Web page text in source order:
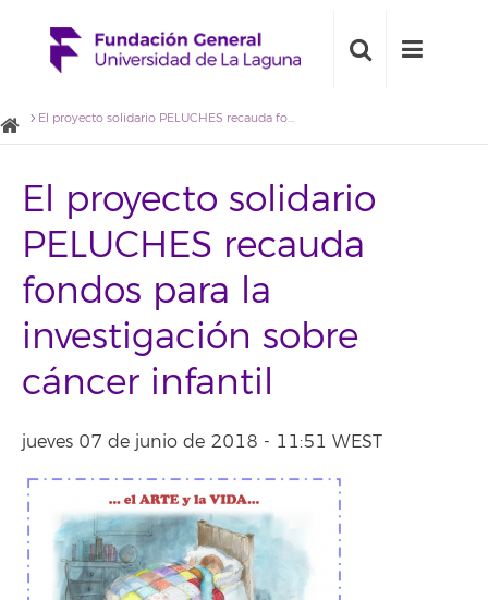
El proyecto solidario PELUCHES recauda fondos para la investigación sobre cáncer infantil
El proyecto solidario
PELUCHES recauda
fondos para la
investigación sobre
cáncer infantil
jueves 07 de junio de 2018 - 11:51 WEST